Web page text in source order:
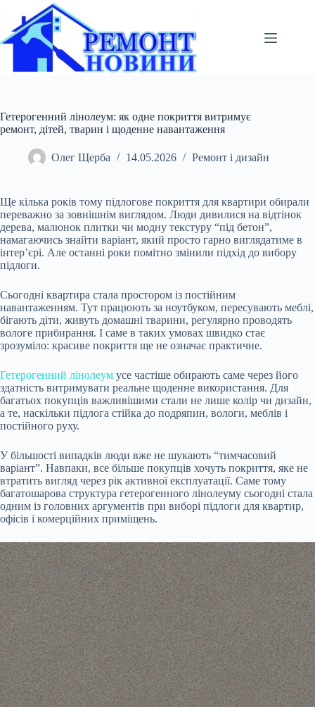
вмісту
Гетерогенний лінолеум: як одне покриття витримує
ремонт, дітей, тварин і щоденне навантаження
Олег Щерба 14.05.2026 Ремонт і дизайн
Ще кілька років тому підлогове покриття для квартири обирали
переважно за зовнішнім виглядом. Люди дивилися на відтінок
дерева, малюнок плитки чи модну текстуру “під бетон”,
намагаючись знайти варіант, який просто гарно виглядатиме в
інтер’єрі. Але останні роки помітно змінили підхід до вибору
підлоги.
Сьогодні квартира стала простором із постійним
навантаженням. Тут працюють за ноутбуком, пересувають меблі,
бігають діти, живуть домашні тварини, регулярно проводять
вологе прибирання. І саме в таких умовах швидко стає
зрозуміло: красиве покриття ще не означає практичне.
Гетерогенний лінолеум усе частіше обирають саме через його
здатність витримувати реальне щоденне використання. Для
багатьох покупців важливішими стали не лише колір чи дизайн,
а те, наскільки підлога стійка до подряпин, вологи, меблів і
постійного руху.
У більшості випадків люди вже не шукають “тимчасовий
варіант”. Навпаки, все більше покупців хочуть покриття, яке не
втратить вигляд через рік активної експлуатації. Саме тому
багатошарова структура гетерогенного лінолеуму сьогодні стала
одним із головних аргументів при виборі підлоги для квартир,
офісів і комерційних приміщень.